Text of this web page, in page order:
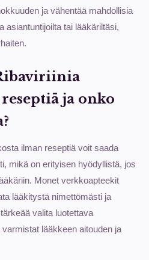
ja vähentää mahdollisia
asiantuntijoilta tai lääkäriltäsi,
ja onko
ilman reseptiä voit saada
mikä on erityisen hyödyllistä, jos
Monet verkkoapteekit
lääkitystä nimettömästi ja
valita luotettava
lääkkeen aitouden ja